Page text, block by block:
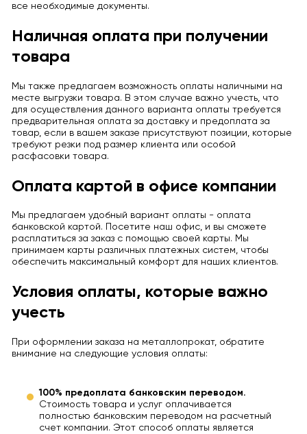
все необходимые документы.
Наличная оплата при получении
товара
Мы также предлагаем возможность оплаты наличными на
месте выгрузки товара. В этом случае важно учесть, что
для осуществления данного варианта оплаты требуется
предварительная оплата за доставку и предоплата за
товар, если в вашем заказе присутствуют позиции, которые
требуют резки под размер клиента или особой
расфасовки товара.
Оплата картой в офисе компании
Мы предлагаем удобный вариант оплаты - оплата
банковской картой. Посетите наш офис, и вы сможете
расплатиться за заказ с помощью своей карты. Мы
принимаем карты различных платежных систем, чтобы
обеспечить максимальный комфорт для наших клиентов.
Условия оплаты, которые важно
учесть
При оформлении заказа на металлопрокат, обратите
внимание на следующие условия оплаты:
100% предоплата банковским переводом.
Стоимость товара и услуг оплачивается
полностью банковским переводом на расчетный
счет компании. Этот способ оплаты является